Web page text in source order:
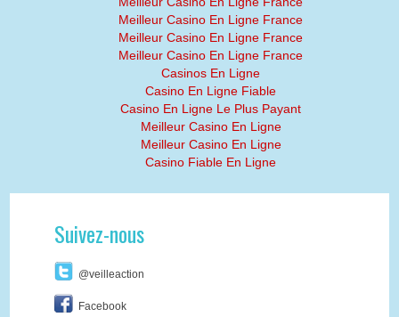
Meilleur Casino En Ligne France
Meilleur Casino En Ligne France
Meilleur Casino En Ligne France
Casinos En Ligne
Casino En Ligne Fiable
Casino En Ligne Le Plus Payant
Meilleur Casino En Ligne
Meilleur Casino En Ligne
Casino Fiable En Ligne
Suivez-nous
@veilleaction
Facebook